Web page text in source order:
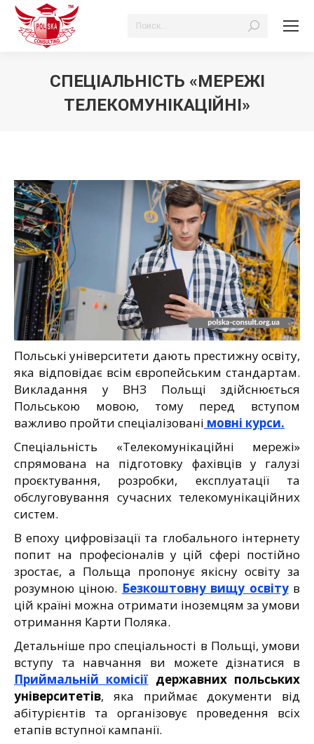
Search:
СПЕЦІАЛЬНІСТЬ «МЕРЕЖІ
ТЕЛЕКОМУНІКАЦІЙНІ»
Польські університети дають престижну освіту,
яка відповідає всім європейським стандартам.
Викладання у ВНЗ Польщі здійснюється
Польською мовою, тому перед вступом
важливо пройти спеціалізовані мовні курси.
Спеціальність «Телекомунікаційні мережі»
спрямована на підготовку фахівців у галузі
проєктування, розробки, експлуатації та
обслуговування сучасних телекомунікаційних
систем.
В епоху цифровізації та глобального інтернету
попит на професіоналів у цій сфері постійно
зростає, а Польща пропонує якісну освіту за
розумною ціною. Безкоштовну вищу освітув
цій країні можна отримати іноземцям за умови
отримання Карти Поляка.
Детальніше про спеціальності в Польщі, умови
вступу та навчання ви можете дізнатися в
Приймальній комісії державних польських
університетів, яка приймає документи від
абітурієнтів та організовує проведення всіх
етапів вступної кампанії.